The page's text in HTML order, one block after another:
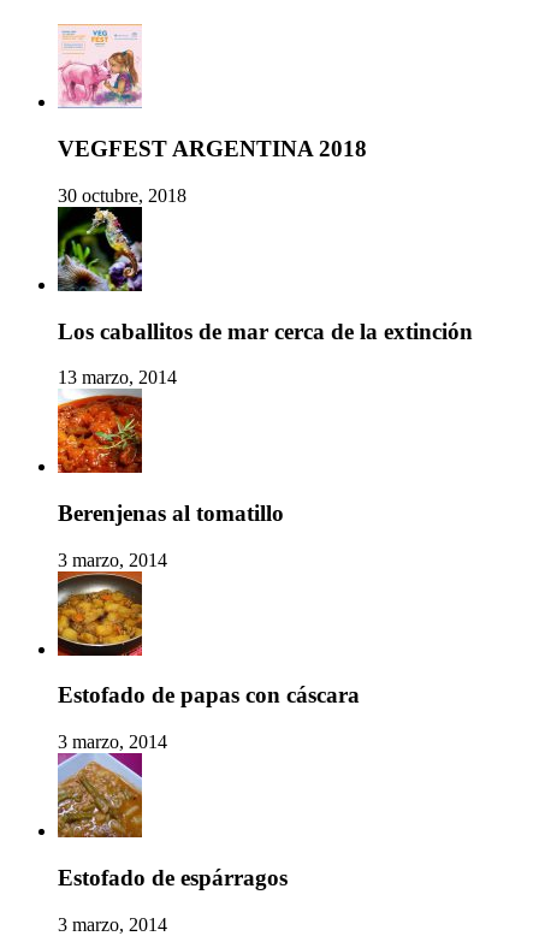
VEGFEST ARGENTINA 2018
30 octubre, 2018
Los caballitos de mar cerca de la extinción
13 marzo, 2014
Berenjenas al tomatillo
3 marzo, 2014
Estofado de papas con cáscara
3 marzo, 2014
Estofado de espárragos
3 marzo, 2014